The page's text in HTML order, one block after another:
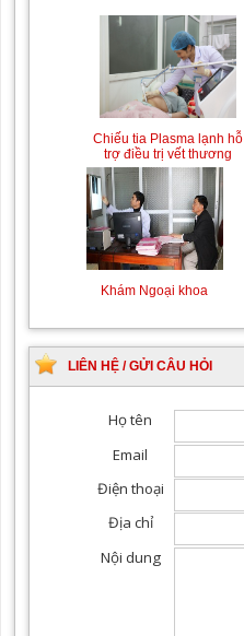
Chiếu tia Plasma lạnh hỗ
trợ điều trị vết thương
Khám Ngoại khoa
LIÊN HỆ / GỬI CÂU HỎI